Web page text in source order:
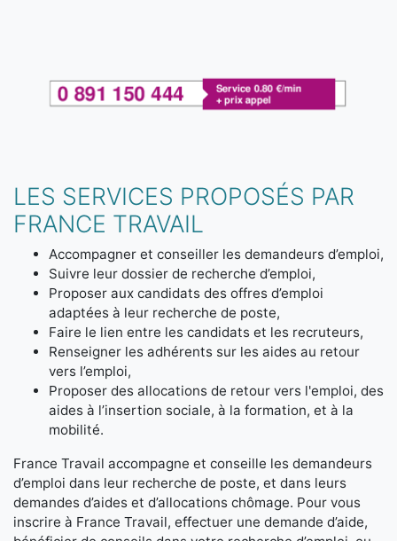
LES SERVICES PROPOSÉS PAR
FRANCE TRAVAIL
Accompagner et conseiller les demandeurs d’emploi,
Suivre leur dossier de recherche d’emploi,
Proposer aux candidats des offres d’emploi
adaptées à leur recherche de poste,
Faire le lien entre les candidats et les recruteurs,
Renseigner les adhérents sur les aides au retour
vers l’emploi,
Proposer des allocations de retour vers l'emploi, des
aides à l’insertion sociale, à la formation, et à la
mobilité.
France Travail accompagne et conseille les demandeurs
d’emploi dans leur recherche de poste, et dans leurs
demandes d’aides et d’allocations chômage. Pour vous
inscrire à France Travail, effectuer une demande d’aide,